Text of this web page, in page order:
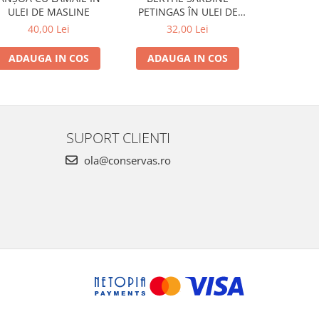
ULEI DE MASLINE
40,00 Lei
ADAUGA IN COS
PETINGAS ÎN ULEI DE
MĂSLINE
32,00 Lei
ADAUGA IN COS
SUPORT CLIENTI
ola@conservas.ro